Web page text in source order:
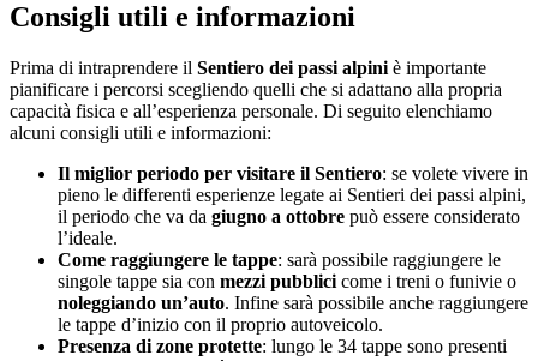
Consigli utili e informazioni
Prima di intraprendere il Sentiero dei passi alpini è importante
pianificare i percorsi scegliendo quelli che si adattano alla propria
capacità fisica e all’esperienza personale. Di seguito elenchiamo
alcuni consigli utili e informazioni:
Il miglior periodo per visitare il Sentiero: se volete vivere in
pieno le differenti esperienze legate ai Sentieri dei passi alpini,
il periodo che va da giugno a ottobre può essere considerato
l’ideale.
Come raggiungere le tappe: sarà possibile raggiungere le
singole tappe sia con mezzi pubblici come i treni o funivie o
noleggiando un’auto. Infine sarà possibile anche raggiungere
le tappe d’inizio con il proprio autoveicolo.
Presenza di zone protette: lungo le 34 tappe sono presenti